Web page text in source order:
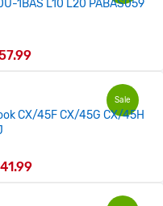
1BAS L10 L20 PABAS059
Sale
CX/45F CX/45G CX/45H